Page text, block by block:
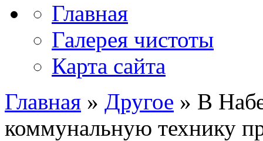
Главная
Галерея чистоты
Карта сайта
Главная » Другое » В
коммунальную технику